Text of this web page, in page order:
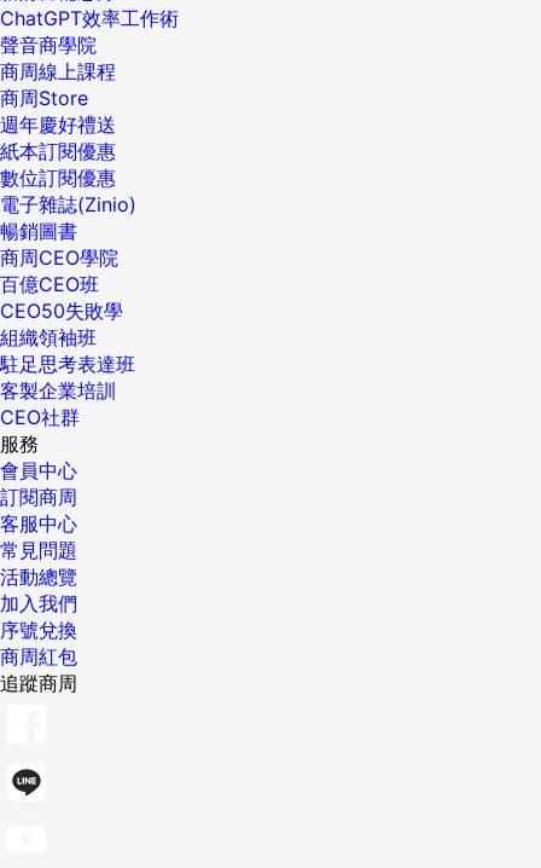
ChatGPT效率工作術
聲音商學院
商周線上課程
商周Store
週年慶好禮送
紙本訂閱優惠
數位訂閱優惠
電子雜誌(Zinio)
暢銷圖書
商周CEO學院
百億CEO班
CEO50失敗學
組織領袖班
駐足思考表達班
客製企業培訓
CEO社群
服務
會員中心
訂閱商周
客服中心
常見問題
活動總覽
加入我們
序號兌換
商周紅包
追蹤商周